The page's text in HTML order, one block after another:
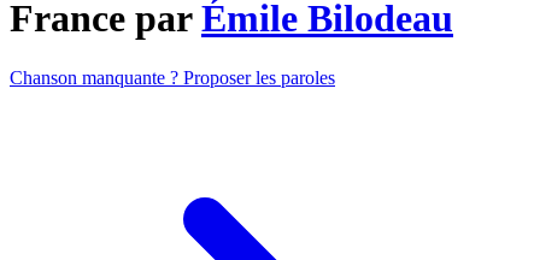
France parÉmile Bilodeau
Chanson manquante ? Proposer les paroles